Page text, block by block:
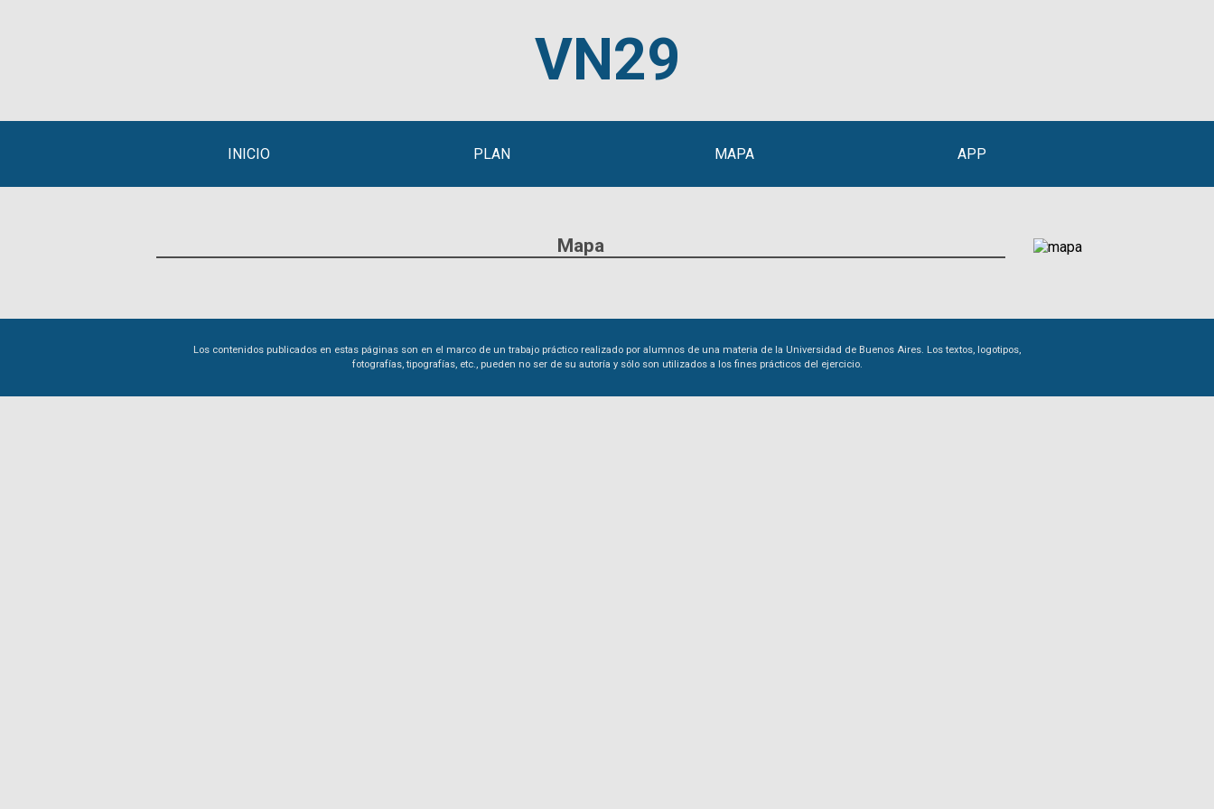
VN29
INICIO PLAN MAPA APP
Mapa
Los contenidos publicados en estas páginas son en el marco de un trabajo práctico realizado por alumnos de una materia de la Universidad de Buenos Aires. Los textos, logotipos,
fotografías, tipografías, etc., pueden no ser de su autoría y sólo son utilizados a los fines prácticos del ejercicio.